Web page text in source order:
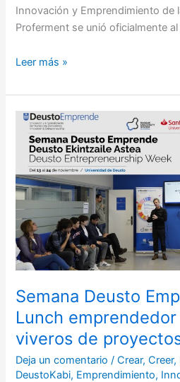
Innovación y Emprendimiento de
Proferment se unió oficialmente
Leer más »
Semana Deusto
Lunch
viveros de
Deja un comentario /Crear,Creer,
DeustoKabi, Emprendimiento,
Semana
Deusto
Emprende
2023:
Lunch
emprendedor
en
nuestros
viveros
de
proyectos